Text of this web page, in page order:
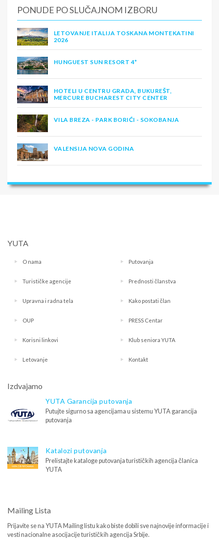
PONUDE PO SLUČAJNOM IZBORU
LETOVANJE ITALIJA TOSKANA MONTEKATINI
2026
HUNGUEST SUN RESORT 4*
HOTELI U CENTRU GRADA, BUKUREŠT,
MERCURE BUCHAREST CITY CENTER
VILA BREZA - PARK BORIĆI - SOKOBANJA
VALENSIJA NOVA GODINA
YUTA
O nama Putovanja
Turističke agencije Prednosti članstva
Upravna i radna tela Kako postati član
OUP PRESS Centar
Korisni linkovi Klub seniora YUTA
Letovanje Kontakt
Izdvajamo
YUTA Garancija putovanja
Putujte sigurno sa agencijama u sistemu YUTA garancija
putovanja
Katalozi putovanja
Prelistajte kataloge putovanja turističkih agencija članica
YUTA
Mailing Lista
Prijavite se na YUTA Mailing listu kako biste dobili sve najnovije informacije i
vesti nacionalne asocijacije turističkih agencija Srbije.